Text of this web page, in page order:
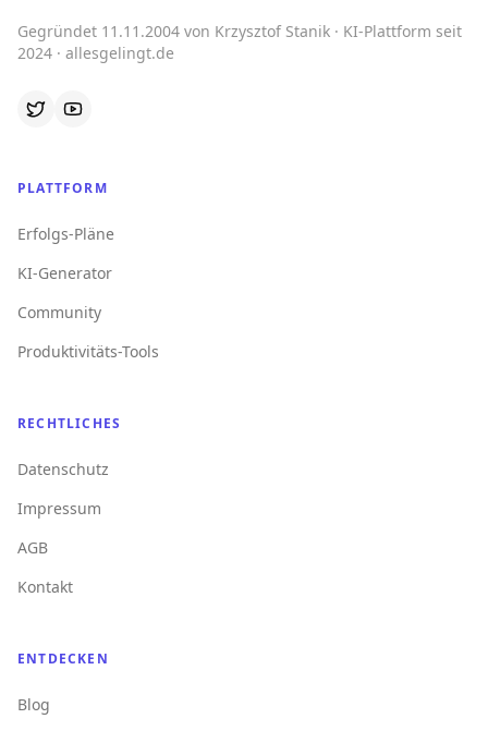
Gegründet 11.11.2004 von Krzysztof Stanik · KI-Plattform seit
2024 · allesgelingt.de
PLATTFORM
Erfolgs-Pläne
KI-Generator
Community
Produktivitäts-Tools
RECHTLICHES
Datenschutz
Impressum
AGB
Kontakt
ENTDECKEN
Blog